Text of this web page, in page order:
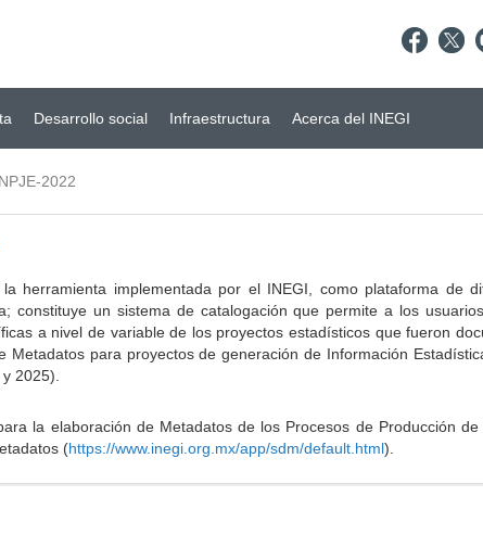
Desarrollo social Infraestructura Acerca del INEGI
2022
herramienta implementada por el INEGI, como plataforma de
constituye un sistema de catalogación que permite a los
a nivel de variable de los proyectos estadísticos que fueron
para proyectos de generación de Información
2025).
la elaboración de Metadatos de los Procesos de Producción
(https://www.inegi.org.mx/app/sdm/default.html).